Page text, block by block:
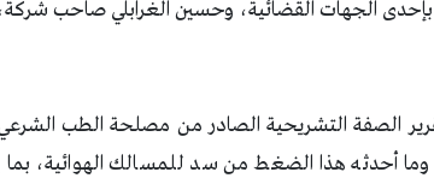
الجهات القضائية، وحسين الغرابلي صاحب
الصفة التشريحية الصادر من مصلحة الطب
وما أحدثه هذا الضغط من سد للمسالك الهوائية، بما